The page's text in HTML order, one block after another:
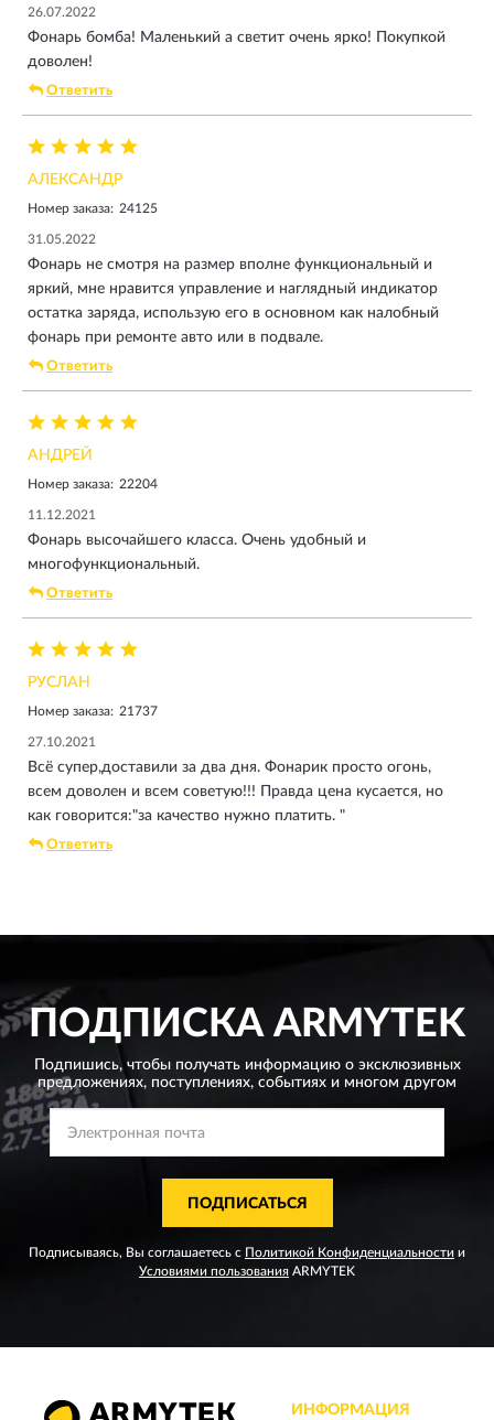
26.07.2022
Фонарь бомба! Маленький а светит очень ярко! Покупкой
доволен!
Ответить
АЛЕКСАНДР
Номер заказа: 24125
31.05.2022
Фонарь не смотря на размер вполне функциональный и
яркий, мне нравится управление и наглядный индикатор
остатка заряда, использую его в основном как налобный
фонарь при ремонте авто или в подвале.
Ответить
АНДРЕЙ
Номер заказа: 22204
11.12.2021
Фонарь высочайшего класса. Очень удобный и
многофункциональный.
Ответить
РУСЛАН
Номер заказа: 21737
27.10.2021
Всё супер,доставили за два дня. Фонарик просто огонь,
всем доволен и всем советую!!! Правда цена кусается, но
как говорится:"за качество нужно платить. "
Ответить
ПОДПИСКА ARMYTEK
Подпишись, чтобы получать информацию о эксклюзивных
предложениях, поступлениях, событиях и многом другом
ПОДПИСАТЬСЯ
Подписываясь, Вы соглашаетесь с Политикой Конфиденциальности и
Условиями пользования ARMYTEK
ИНФОРМАЦИЯ